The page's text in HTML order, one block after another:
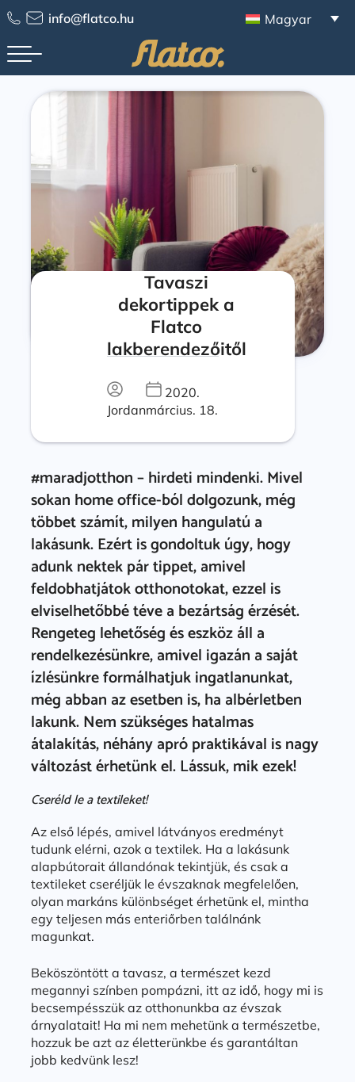
info@flatco.hu Magyar
Tavaszi
dekortippek a
Flatco
lakberendezőitől
Jordan
2020.
március. 18.
#maradjotthon – hirdeti mindenki. Mivel
sokan home office-ból dolgozunk, még
többet számít, milyen hangulatú a
lakásunk. Ezért is gondoltuk úgy, hogy
adunk nektek pár tippet, amivel
feldobhatjátok otthonotokat, ezzel is
elviselhetőbbé téve a bezártság érzését.
Rengeteg lehetőség és eszköz áll a
rendelkezésünkre, amivel igazán a saját
ízlésünkre formálhatjuk ingatlanunkat,
még abban az esetben is, ha albérletben
lakunk. Nem szükséges hatalmas
átalakítás, néhány apró praktikával is nagy
változást érhetünk el. Lássuk, mik ezek!
Cseréld le a textileket!
Az első lépés, amivel látványos eredményt
tudunk elérni, azok a textilek. Ha a lakásunk
alapbútorait állandónak tekintjük, és csak a
textileket cseréljük le évszaknak megfelelően,
olyan markáns különbséget érhetünk el, mintha
egy teljesen más enteriőrben találnánk
magunkat.
Beköszöntött a tavasz, a természet kezd
megannyi színben pompázni, itt az idő, hogy mi is
becsempésszük az otthonunkba az évszak
árnyalatait! Ha mi nem mehetünk a természetbe,
hozzuk be azt az életterünkbe és garantáltan
jobb kedvünk lesz!